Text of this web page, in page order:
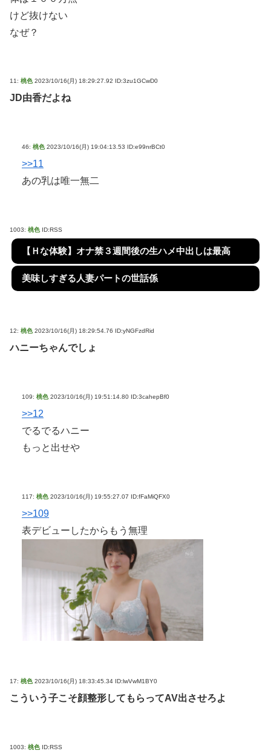
けど抜けない
なぜ？
11: 桃色 2023/10/16(月) 18:29:27.92 ID:3zu1GCwD0
JD由香だよね
46: 桃色 2023/10/16(月) 19:04:13.53 ID:e99nrBCt0
>>11
あの乳は唯一無二
1003: 桃色 ID:RSS
【Ｈな体験】オナ禁３週間後の生ハメ中出しは最高
美味しすぎる人妻パートの世話係
12: 桃色 2023/10/16(月) 18:29:54.76 ID:yNGFzdRid
ハニーちゃんでしょ
109: 桃色 2023/10/16(月) 19:51:14.80 ID:3cahepBf0
>>12
でるでるハニー
もっと出せや
117: 桃色 2023/10/16(月) 19:55:27.07 ID:fFaMiQFX0
>>109
表デビューしたからもう無理
17: 桃色 2023/10/16(月) 18:33:45.34 ID:lwVwM1BY0
こういう子こそ顔整形してもらってAV出させろよ
1003: 桃色 ID:RSS